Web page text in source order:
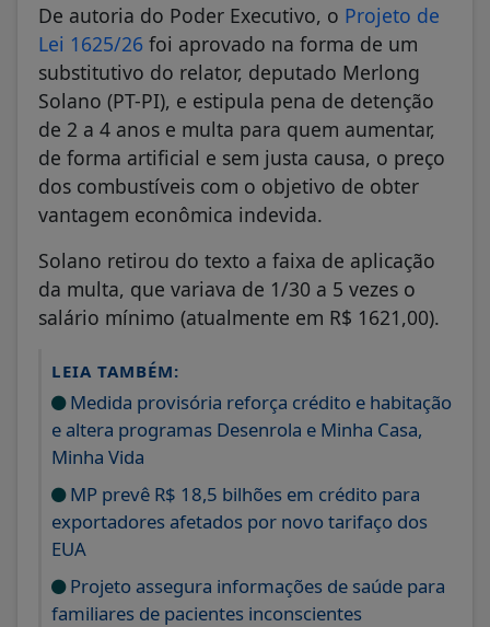
De autoria do Poder Executivo, o Projeto de
Lei 1625/26 foi aprovado na forma de um
substitutivo do relator, deputado Merlong
Solano (PT-PI), e estipula pena de detenção
de 2 a 4 anos e multa para quem aumentar,
de forma artificial e sem justa causa, o preço
dos combustíveis com o objetivo de obter
vantagem econômica indevida.
Solano retirou do texto a faixa de aplicação
da multa, que variava de 1/30 a 5 vezes o
salário mínimo (atualmente em R$ 1621,00).
LEIA TAMBÉM:
Medida provisória reforça crédito e habitação
e altera programas Desenrola e Minha Casa,
Minha Vida
MP prevê R$ 18,5 bilhões em crédito para
exportadores afetados por novo tarifaço dos
EUA
Projeto assegura informações de saúde para
familiares de pacientes inconscientes